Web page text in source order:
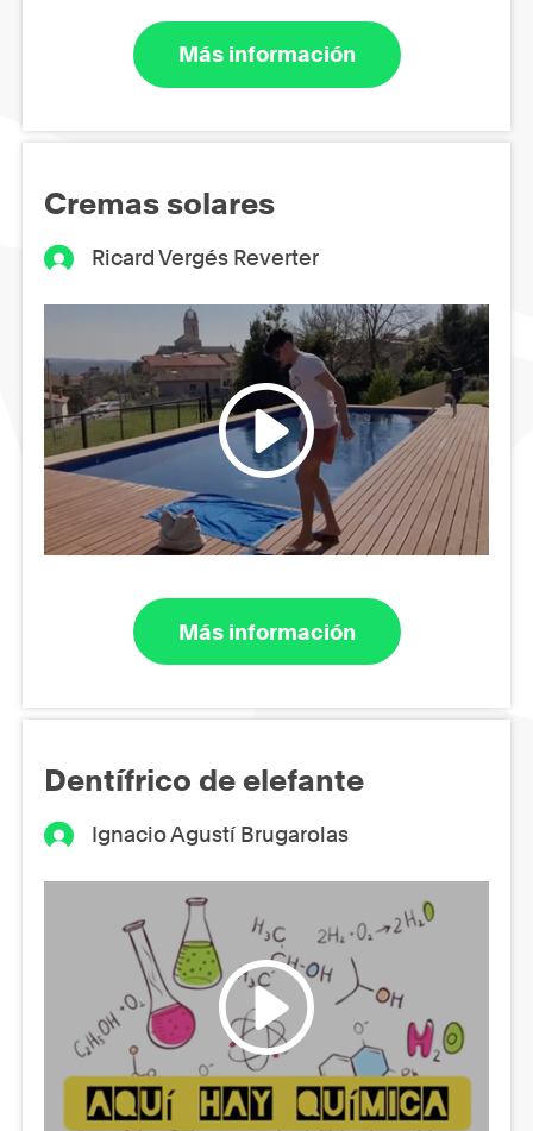
Más información
Cremas solares
Ricard Vergés Reverter
Más información
Dentífrico de elefante
Ignacio Agustí Brugarolas